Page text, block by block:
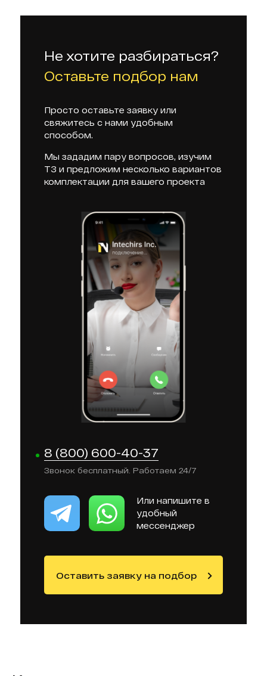
Не хотите разбираться?
Оставьте подбор нам
Просто оставьте заявку или
свяжитесь с нами удобным
способом.
Мы зададим пару вопросов, изучим
ТЗ и предложим несколько вариантов
комплектации для вашего проекта
8 (800) 600-40-37
Звонок бесплатный. Работаем 24/7
Или напишите в
удобный
мессенджер
Оставить заявку на подбор